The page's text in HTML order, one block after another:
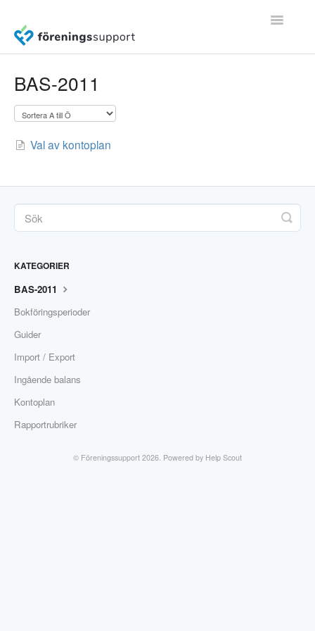
Toggle
Frågor & svar
Kom igång
Medlemsregister (v1.0)
Fakturering (v1.0)
Bokföring
BAS-2011
Val av kontoplan
KATEGORIER
BAS-2011
Bokföringsperioder
Guider
Import / Export
Ingående balans
Kontoplan
Rapportrubriker
© Föreningssupport 2026. Powered by Help Scout